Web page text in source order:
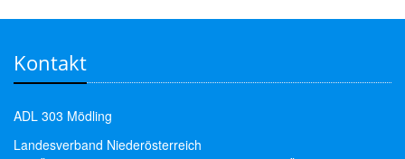
Kontakt
ADL 303 Mödling
Landesverband Niederösterreich